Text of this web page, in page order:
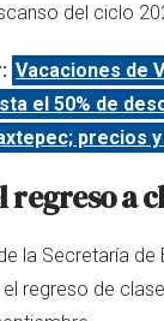
del ciclo
Vacaciones de
el 50% de
precios
regreso a
la Secretaría de
regreso de